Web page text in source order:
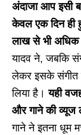
अंदाजा आप इसी
केवल एक दिन ही
लाख से भी
यादव ने, जबकि
लेकर इसके संगीत
लिया है।यही
और गाने की व्यूज
गाने ने इतना धूम